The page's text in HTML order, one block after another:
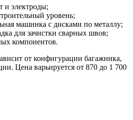
и электроды;
уровень;
машинка с дисками по металлу;
для зачистки сварных швов;
компонентов.
от конфигурации багажника,
Цена варьируется от 870 до 1 700